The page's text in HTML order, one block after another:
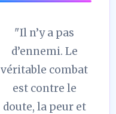
"Il n’y a pas
d’ennemi. Le
véritable combat
est contre le
doute, la peur et